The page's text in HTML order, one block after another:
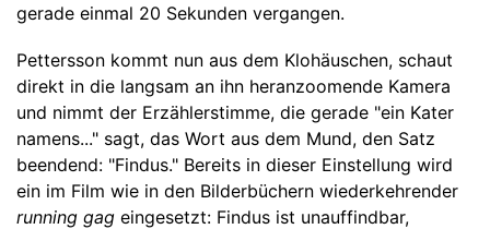
gerade einmal 20 Sekunden vergangen.
Pettersson kommt nun aus dem Klohäuschen, schaut
direkt in die langsam an ihn heranzoomende Kamera
und nimmt der Erzählerstimme, die gerade "ein Kater
namens..." sagt, das Wort aus dem Mund, den Satz
beendend: "Findus." Bereits in dieser Einstellung wird
ein im Film wie in den Bilderbüchern wiederkehrender
running gag eingesetzt: Findus ist unauffindbar,